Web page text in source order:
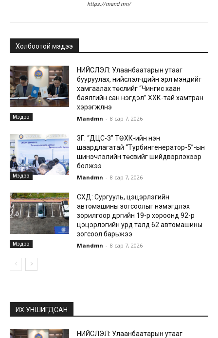
https://mand.mn/
Холбоотой мэдээ
Мэдээ
НИЙСЛЭЛ: Улаанбаатарын утааг
бууруулах, нийслэлчүүдийн эрүүл мэндийг
хамгаалах төслийг “Чингис хаан
баялгийн сан нэгдэл” ХХК-тай хамтран
хэрэгжүүлнэ
Mandmn - 8 сар 7, 2026
Мэдээ
ЗГ: “ДЦС-3” ТӨХК-ийн нэн
шаардлагатай “Турбингенератор-5”-ын
шинэчлэлийн төсвийг шийдвэрлэхээр
болжээ
Mandmn - 8 сар 7, 2026
Мэдээ
СХД: Сургууль, цэцэрлэгийн
автомашины зогсоолыг нэмэгдүүлэх
зорилгоор дүүргийн 19-р хороонд 92-р
цэцэрлэгийн урд талд 62 автомашины
зогсоол барьжээ
Mandmn - 8 сар 7, 2026
ИХ УНШИГДСАН
НИЙСЛЭЛ: Улаанбаатарын утааг